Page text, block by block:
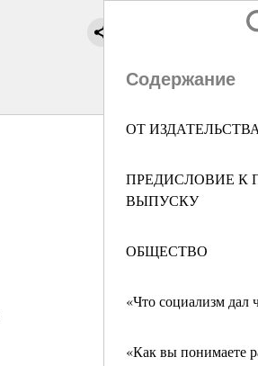
Содержание
ОТ ИЗДАТЕЛЬСТВА
ПРЕДИСЛОВИЕ К
ВЫПУСКУ
ОБЩЕСТВО
«Что социализм дал
«Как вы понимаете